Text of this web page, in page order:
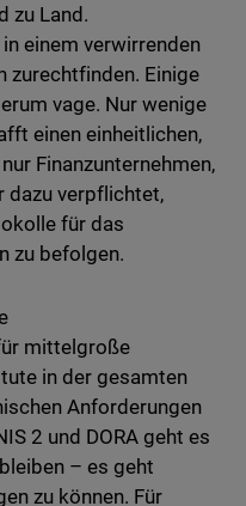
zu Land.
einem verwirrenden
zurechtfinden. Einige
vage. Nur wenige
einen einheitlichen,
Finanzunternehmen,
dazu verpflichtet,
für das
zu befolgen.
mittelgroße
in der gesamten
Anforderungen
2 und DORA geht es
– es geht
zu können. Für